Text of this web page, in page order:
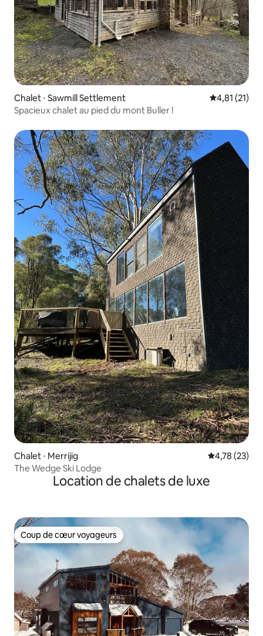
Chalet ⋅ Sawmill Settlement Évaluation
4,81 (21)
Spacieux chalet au pied du mont Buller !
Chalet ⋅ Merrijig Évaluation
4,78 (23)
The Wedge Ski Lodge
Location de chalets de luxe
Coup de cœur voyageurs
Coup de cœur voyageurs